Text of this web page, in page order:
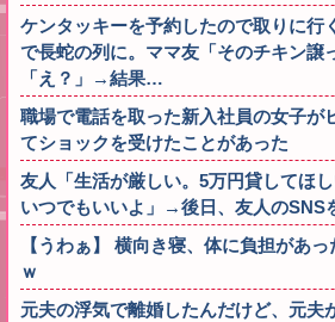
ケンタッキーを予約したので取りに行
で長蛇の列に。ママ友「そのチキン譲
「え？」→結果…
職場で電話を取った新入社員の女子が
てショックを受けたことがあった
友人「生活が厳しい。5万円貸してほ
いつでもいいよ」→後日、友人のSNS
【うわぁ】 横向き寝、体に負担があ
ｗ
元夫の浮気で離婚したんだけど、元夫